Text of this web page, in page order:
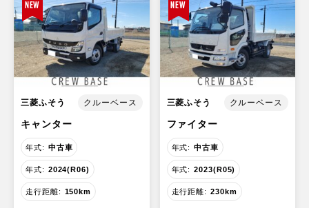
NEW
三菱ふそう クルーベース
キャンター
年式: 中古車
年式: 2024(R06)
走行距離: 150km
NEW
三菱ふそう クルーベース
ファイター
年式: 中古車
年式: 2023(R05)
走行距離: 230km